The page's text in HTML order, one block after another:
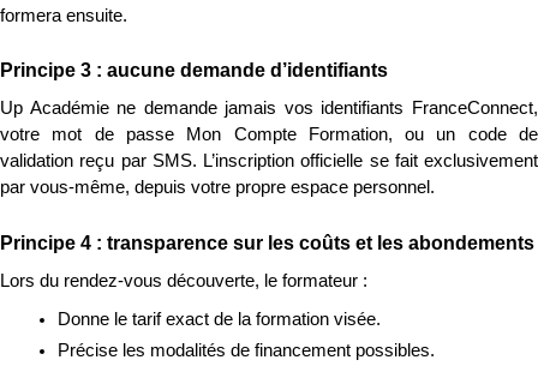
formera ensuite.
Principe 3 : aucune demande d’identifiants
Up Académie ne demande jamais vos identifiants FranceConnect,
votre mot de passe Mon Compte Formation, ou un code de
validation reçu par SMS. L’inscription officielle se fait exclusivement
par vous-même, depuis votre propre espace personnel.
Principe 4 : transparence sur les coûts et les abondements
Lors du rendez-vous découverte, le formateur :
Donne le tarif exact de la formation visée.
Précise les modalités de financement possibles.